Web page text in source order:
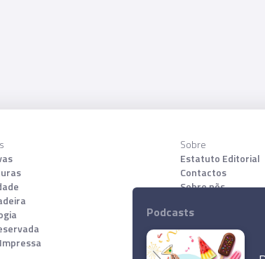
Sobre
Estatuto Editorial
Contactos
Sobre nõs
Download App
Podcasts